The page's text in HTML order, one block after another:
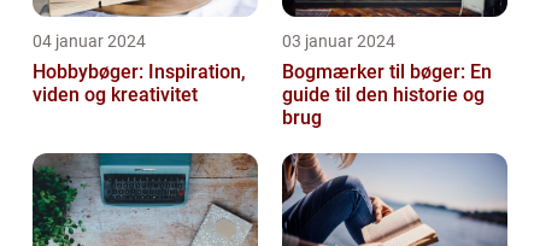
04 januar 2024
Hobbybøger: Inspiration,
viden og kreativitet
03 januar 2024
Bogmærker til bøger: En
guide til den historie og
brug